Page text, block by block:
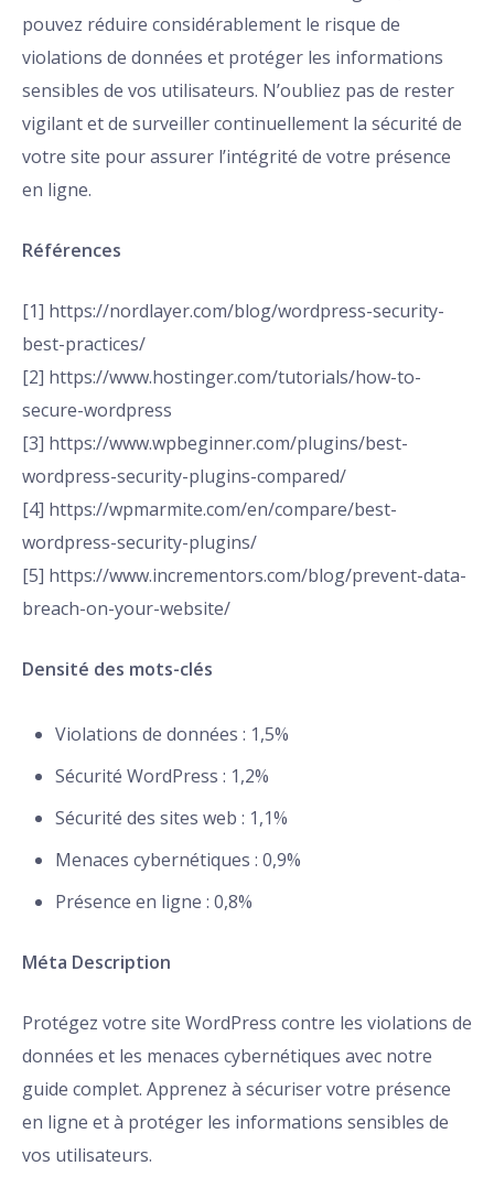
pouvez réduire considérablement le risque de
violations de données et protéger les informations
sensibles de vos utilisateurs. N’oubliez pas de rester
vigilant et de surveiller continuellement la sécurité de
votre site pour assurer l’intégrité de votre présence
en ligne.
Références
[1] https://nordlayer.com/blog/wordpress-security-
best-practices/
[2] https://www.hostinger.com/tutorials/how-to-
secure-wordpress
[3] https://www.wpbeginner.com/plugins/best-
wordpress-security-plugins-compared/
[4] https://wpmarmite.com/en/compare/best-
wordpress-security-plugins/
[5] https://www.incrementors.com/blog/prevent-data-
breach-on-your-website/
Densité des mots-clés
Violations de données : 1,5%
Sécurité WordPress : 1,2%
Sécurité des sites web : 1,1%
Menaces cybernétiques : 0,9%
Présence en ligne : 0,8%
Méta Description
Protégez votre site WordPress contre les violations de
données et les menaces cybernétiques avec notre
guide complet. Apprenez à sécuriser votre présence
en ligne et à protéger les informations sensibles de
vos utilisateurs.